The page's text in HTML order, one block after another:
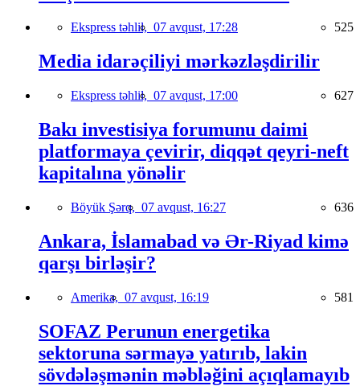
Ekspress təhlil, 07 avqust, 17:28 525
Media idarəçiliyi mərkəzləşdirilir
Ekspress təhlil, 07 avqust, 17:00 627
Bakı investisiya forumunu daimi
platformaya çevirir, diqqət qeyri-neft
kapitalına yönəlir
Böyük Şərq, 07 avqust, 16:27 636
Ankara, İslamabad və Ər-Riyad kimə
qarşı birləşir?
Amerika, 07 avqust, 16:19 581
SOFAZ Perunun energetika
sektoruna sərmayə yatırıb, lakin
sövdələşmənin məbləğini açıqlamayıb